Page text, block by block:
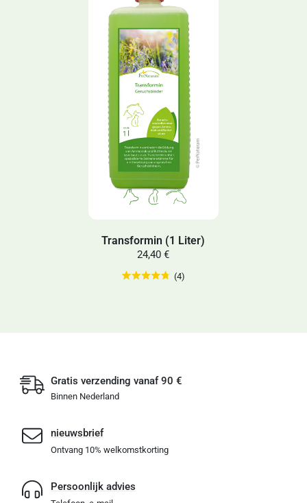
Transformin (1 Liter)
24,40 €
(4)
Gratis verzending vanaf 90 €
Binnen Nederland
nieuwsbrief
Ontvang 10% welkomstkorting
Persoonlijk advies